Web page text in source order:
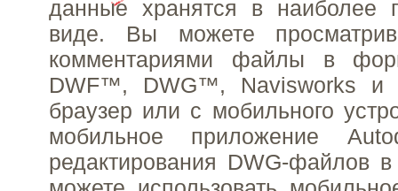
данные хранятся в наиболее
виде. Вы можете
комментариями файлы в
DWF™, DWG™, Navisworks и
браузер или с мобильного
мобильное приложение
редактирования DWG-файлов